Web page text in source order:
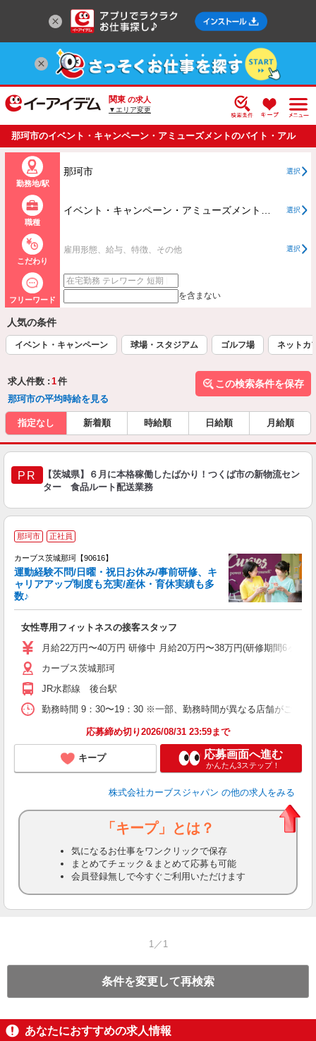
関東 の求人
▼エリア変更
那珂市のイベント・キャンペーン・アミューズメントのバイト・アル
バイト・パートの求人情報一覧
勤務地/駅
那珂市 選択
職種
選択
こだわり
雇用形態、給与、特徴、その他 選択
フリーワード を含まない
人気の条件
イベント・キャンペーン 球場・スタジアム ゴルフ場 ネットカ
求人件数 : 1件
那珂市の平均時給を見る
この検索条件を保存
指定なし 新着順 時給順 日給順 月給順
PR
【茨城県】６月に本格稼働したばかり！つくば市の新物流セン
ター 食品ルート配送業務
那珂市 正社員
カーブス茨城那珂【90616】
運動経験不問/日曜・祝日お休み/事前研修、キ
ャリアアップ制度も充実/産休・育休実績も多
数♪
女性専用フィットネスの接客スタッフ
月給22万円〜40万円 研修中 月給20万円〜38万円(研修期間6ヶ月
カーブス茨城那珂
JR水郡線 後台駅
勤務時間 9：30〜19：30 ※一部、勤務時間が異なる店舗がござい
応募締め切り2026/08/31 23:59まで
キープ 応募画面へ進む
かんたん3ステップ！
株式会社カーブスジャパン の他の求人をみる
「キープ」とは？
気になるお仕事をワンクリックで保存
まとめてチェック＆まとめて応募も可能
会員登録無しで今すぐご利用いただけます
1／1
条件を変更して再検索
あなたにおすすめの求人情報